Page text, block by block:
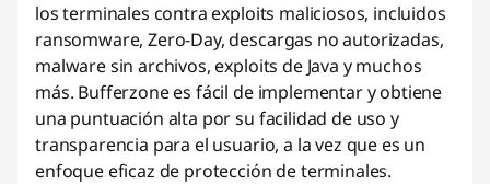
los terminales contra exploits maliciosos, incluidos
ransomware, Zero-Day, descargas no autorizadas,
malware sin archivos, exploits de Java y muchos
más. Bufferzone es fácil de implementar y obtiene
una puntuación alta por su facilidad de uso y
transparencia para el usuario, a la vez que es un
enfoque eficaz de protección de terminales.